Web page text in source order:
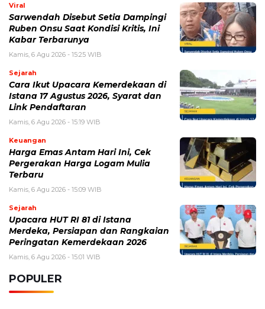
Viral
Sarwendah Disebut Setia Dampingi
Ruben Onsu Saat Kondisi Kritis, Ini
Kabar Terbarunya
Kamis, 6 Agu 2026 - 15:25 WIB
Sejarah
Cara Ikut Upacara Kemerdekaan di
Istana 17 Agustus 2026, Syarat dan
Link Pendaftaran
Kamis, 6 Agu 2026 - 15:19 WIB
Keuangan
Harga Emas Antam Hari Ini, Cek
Pergerakan Harga Logam Mulia
Terbaru
Kamis, 6 Agu 2026 - 15:09 WIB
Sejarah
Upacara HUT RI 81 di Istana
Merdeka, Persiapan dan Rangkaian
Peringatan Kemerdekaan 2026
Kamis, 6 Agu 2026 - 15:01 WIB
POPULER